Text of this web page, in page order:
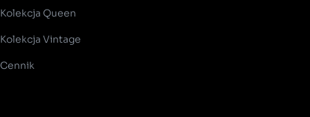
Kolekcja Queen
Kolekcja Vintage
Cennik